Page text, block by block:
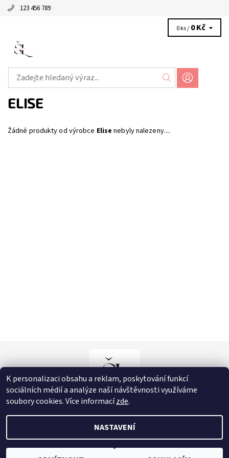
123 456 789
0 ks / 0 Kč
ELISE
Žádné produkty od výrobce Elise nebyly nalezeny....
cookies
K personalizaci obsahu a reklam, poskytování funkcí
sociálních médií a analýze naší návštěvnosti využíváme
soubory cookies. Více informacízde.
NASTAVENÍ